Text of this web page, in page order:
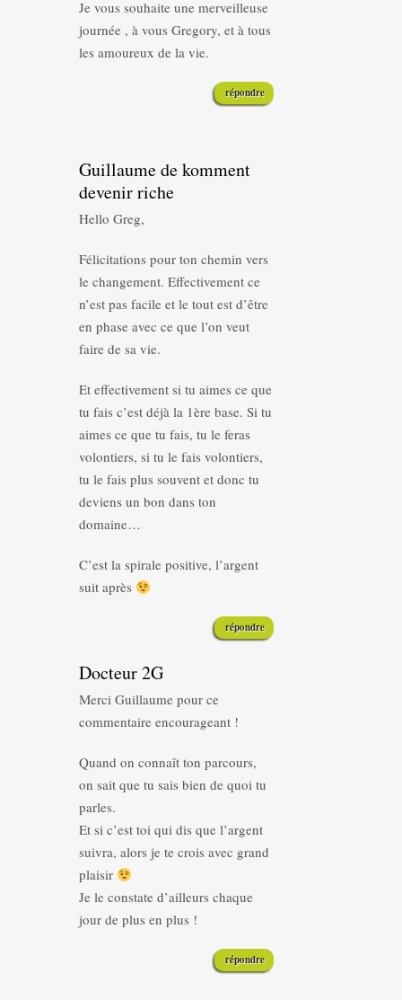
Je vous souhaite une merveilleuse
journée , à vous Gregory, et à tous
les amoureux de la vie.
répondre
Guillaume de komment
devenir riche
Hello Greg,
Félicitations pour ton chemin vers
le changement. Effectivement ce
n’est pas facile et le tout est d’être
en phase avec ce que l’on veut
faire de sa vie.
Et effectivement si tu aimes ce que
tu fais c’est déjà la 1ère base. Si tu
aimes ce que tu fais, tu le feras
volontiers, si tu le fais volontiers,
tu le fais plus souvent et donc tu
deviens un bon dans ton
domaine…
C’est la spirale positive, l’argent
suit après
répondre
Docteur 2G
Merci Guillaume pour ce
commentaire encourageant !
Quand on connaît ton parcours,
on sait que tu sais bien de quoi tu
parles.
Et si c’est toi qui dis que l’argent
suivra, alors je te crois avec grand
plaisir
Je le constate d’ailleurs chaque
jour de plus en plus !
répondre